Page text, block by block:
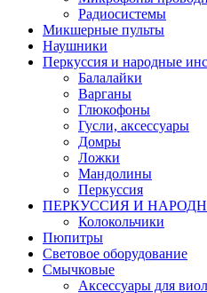
Радиосистемы
Микшерные пульты
Наушники
Перкуссия и народные
Балалайки
Варганы
Глюкофоны
Гусли, аксессуары
Домры
Ложки
Мандолины
Перкуссия
ПЕРКУССИЯ И
Колокольчики
Пюпитры
Световое оборудование
Смычковые
Аксессуары для